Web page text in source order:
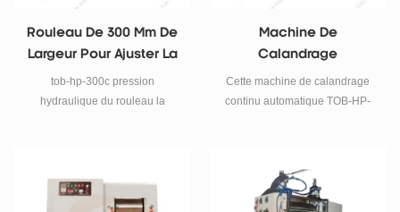
Rouleau De 300 Mm De
Largeur Pour Ajuster La
Pression De Laminage
tob-hp-300c pression
hydraulique du rouleau la
contrôle numérique précis de la
pression. la pression peut être
Machine De
Calandrage
Automatique Pour
Presse À Rouler Les
Cette machine de calandrage
continu automatique TOB-HP-
la recherche de batteries Li-Ion
après revêtement.